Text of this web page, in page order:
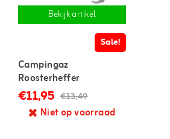
Bekijk artikel
Sale!
Campingaz
Roosterheffer
€11,95 €13,49
Niet op voorraad